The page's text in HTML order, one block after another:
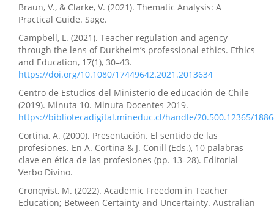
Braun, V., & Clarke, V. (2021). Thematic Analysis: A
Practical Guide. Sage.
Campbell, L. (2021). Teacher regulation and agency
through the lens of Durkheim’s professional ethics. Ethics
and Education, 17(1), 30–43.
https://doi.org/10.1080/17449642.2021.2013634
Centro de Estudios del Ministerio de educación de Chile
(2019). Minuta 10. Minuta Docentes 2019.
https://bibliotecadigital.mineduc.cl/handle/20.500.12365/
Cortina, A. (2000). Presentación. El sentido de las
profesiones. En A. Cortina & J. Conill (Eds.), 10 palabras
clave en ética de las profesiones (pp. 13–28). Editorial
Verbo Divino.
Cronqvist, M. (2022). Academic Freedom in Teacher
Education; Between Certainty and Uncertainty. Australian